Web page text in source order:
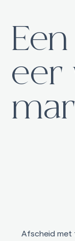
In alle rust
Na overlijden
Voor
Na het afscheid
afhandelen van
Inspiratie
eer
Afscheid met